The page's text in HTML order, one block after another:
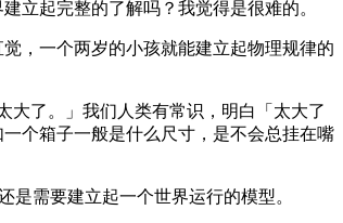
立起完整的了解吗？我觉得是很难的。
，一个两岁的小孩就能建立起物理规律的
了。」我们人类有常识，明白「太大了
个箱子一般是什么尺寸，是不会总挂在嘴
需要建立起一个世界运行的模型。